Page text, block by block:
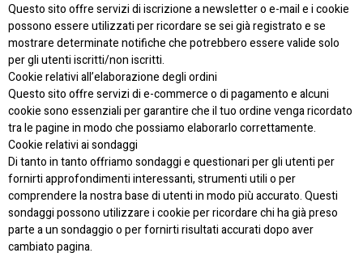
Questo sito offre servizi di iscrizione a newsletter o e-mail e i cookie
possono essere utilizzati per ricordare se sei già registrato e se
mostrare determinate notifiche che potrebbero essere valide solo
per gli utenti iscritti/non iscritti.
Cookie relativi all’elaborazione degli ordini
Questo sito offre servizi di e-commerce o di pagamento e alcuni
cookie sono essenziali per garantire che il tuo ordine venga ricordato
tra le pagine in modo che possiamo elaborarlo correttamente.
Cookie relativi ai sondaggi
Di tanto in tanto offriamo sondaggi e questionari per gli utenti per
fornirti approfondimenti interessanti, strumenti utili o per
comprendere la nostra base di utenti in modo più accurato. Questi
sondaggi possono utilizzare i cookie per ricordare chi ha già preso
parte a un sondaggio o per fornirti risultati accurati dopo aver
cambiato pagina.